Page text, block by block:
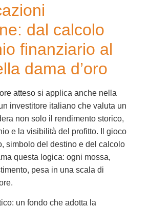
dal calcolo
finanziario al
dama d’oro
atteso si applica anche nella
investitore italiano che valuta un
non solo il rendimento storico,
e la visibilità del profitto. Il gioco
simbolo del destino e del calcolo
questa logica: ogni mossa,
pesa in una scala di
un fondo che adotta la